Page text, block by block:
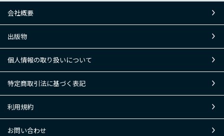
会社概要
出版物
個人情報の取り扱いについて
特定商取引法に基づく表記
利用規約
お問い合わせ